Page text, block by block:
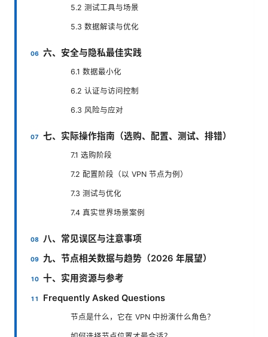
5.2 测试工具与场景
5.3 数据解读与优化
六、安全与隐私最佳实践
6.1 数据最小化
6.2 认证与访问控制
6.3 风险与应对
七、实际操作指南（选购、配置、测试、排错）
7.1 选购阶段
7.2 配置阶段（以 VPN 节点为例）
7.3 测试与优化
7.4 真实世界场景案例
八、常见误区与注意事项
九、节点相关数据与趋势（2026 年展望）
十、实用资源与参考
Frequently Asked Questions
节点是什么，它在 VPN 中扮演什么角色？